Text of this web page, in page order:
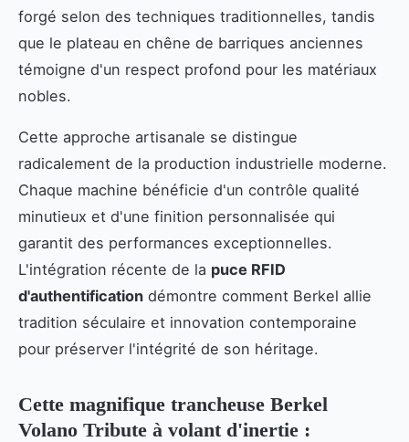
forgé selon des techniques traditionnelles, tandis
que le plateau en chêne de barriques anciennes
témoigne d'un respect profond pour les matériaux
nobles.
Cette approche artisanale se distingue
radicalement de la production industrielle moderne.
Chaque machine bénéficie d'un contrôle qualité
minutieux et d'une finition personnalisée qui
garantit des performances exceptionnelles.
L'intégration récente de la puce RFID
d'authentification démontre comment Berkel allie
tradition séculaire et innovation contemporaine
pour préserver l'intégrité de son héritage.
Cette magnifique trancheuse Berkel
Volano Tribute à volant d'inertie :